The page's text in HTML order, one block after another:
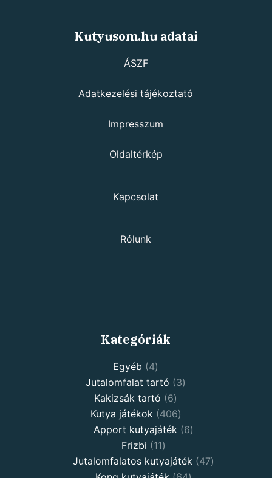
Kutyusom.hu adatai
ÁSZF
Adatkezelési tájékoztató
Impresszum
Oldaltérkép
Kapcsolat
Rólunk
Kategóriák
Egyéb
4
Jutalomfalat tartó
3
Kakizsák tartó
6
Kutya játékok
406
Apport kutyajáték
6
Frizbi
11
Jutalomfalatos kutyajáték
47